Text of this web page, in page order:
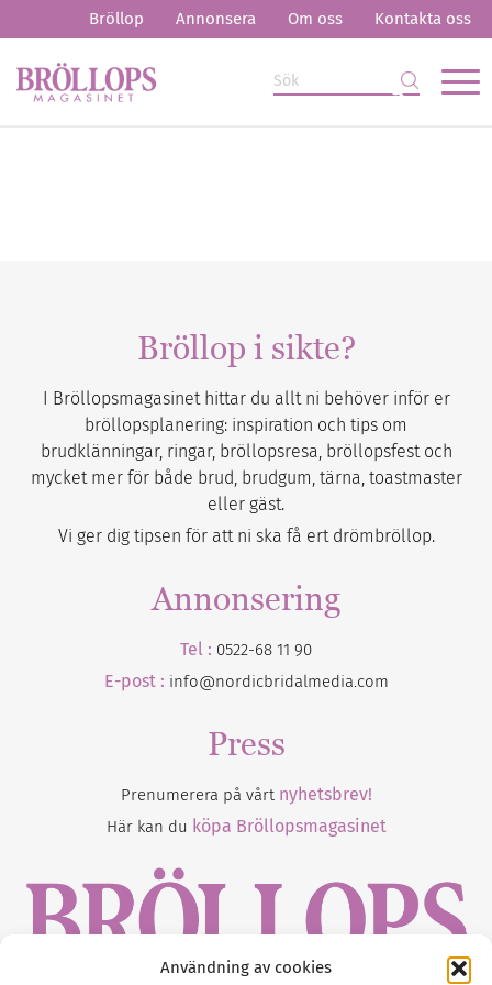
Användning av cookies
Bröllop Annonsera Om oss Kontakta oss
Bröllop i sikte?
I Bröllopsmagasinet hittar du allt ni behöver inför er
bröllopsplanering: inspiration och tips om
brudklänningar, ringar, bröllopsresa, bröllopsfest och
mycket mer för både brud, brudgum, tärna, toastmaster
eller gäst.
Vi ger dig tipsen för att ni ska få ert drömbröllop.
Annonsering
Tel : 0522-68 11 90
E-post : info@nordicbridalmedia.com
Press
Prenumerera på vårt nyhetsbrev!
Här kan du köpa Bröllopsmagasinet